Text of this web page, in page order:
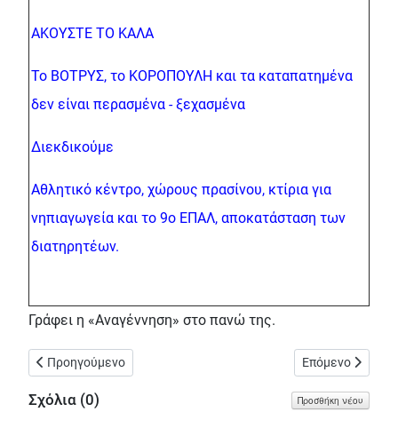
ΑΚΟΥΣΤΕ ΤΟ ΚΑΛΑ
Το ΒΟΤΡΥΣ, το ΚΟΡΟΠΟΥΛΗ και τα καταπατημένα
δεν είναι περασμένα - ξεχασμένα
Διεκδικούμε
Αθλητικό κέντρο, χώρους πρασίνου, κτίρια για
νηπιαγωγεία και το 9ο ΕΠΑΛ, αποκατάσταση των
διατηρητέων.
Γράφει η «Αναγέννηση» στο πανώ της.
Προηγούμενο άρθρο: Έργα της ΕΥΔΑΠ στην
Προηγούμενο Επόμενο άρθρο:
Επόμενο
Σχόλια (0) Προσθήκη νέου